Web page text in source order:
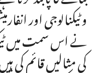
و ٹیکنالوجی اور
نے اس سمت میں
کی مثالیں قائم کی